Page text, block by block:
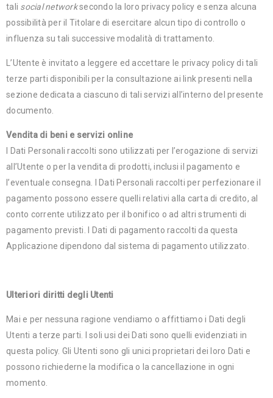
tali social networksecondo la loro privacy policy e senza alcuna
possibilità per il Titolare di esercitare alcun tipo di controllo o
influenza su tali successive modalità di trattamento.
L’Utente è invitato a leggere ed accettare le privacy policy di tali
terze parti disponibili per la consultazione ai link presenti nella
sezione dedicata a ciascuno di tali servizi all’interno del presente
documento.
Vendita di beni e servizi online
I Dati Personali raccolti sono utilizzati per l’erogazione di servizi
all’Utente o per la vendita di prodotti, inclusi il pagamento e
l’eventuale consegna. I Dati Personali raccolti per perfezionare il
pagamento possono essere quelli relativi alla carta di credito, al
conto corrente utilizzato per il bonifico o ad altri strumenti di
pagamento previsti. I Dati di pagamento raccolti da questa
Applicazione dipendono dal sistema di pagamento utilizzato.
Ulteriori diritti degli Utenti
Mai e per nessuna ragione vendiamo o affittiamo i Dati degli
Utenti a terze parti. I soli usi dei Dati sono quelli evidenziati in
questa policy. Gli Utenti sono gli unici proprietari dei loro Dati e
possono richiederne la modifica o la cancellazione in ogni
momento.